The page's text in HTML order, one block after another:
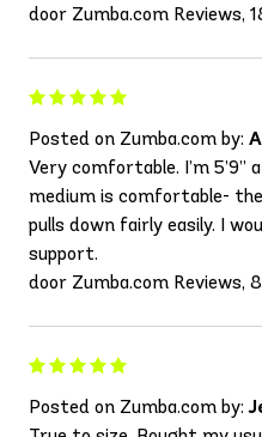
door Zumba.com Reviews,
Posted on Zumba.com by:
Very comfortable. I’m 5’9”
medium is comfortable-
pulls down fairly easily. I
support.
door Zumba.com Reviews,
Posted on Zumba.com by: